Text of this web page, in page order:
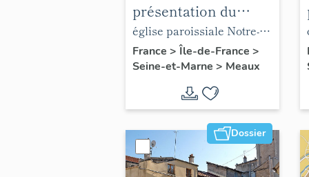
présentation du
mobilier de l'église
paroissiale Notre-
Dame du Marché
église paroissiale Notre-
Dame du Marché
France > Île-de-France >
Seine-et-Marne > Meaux
Dossier